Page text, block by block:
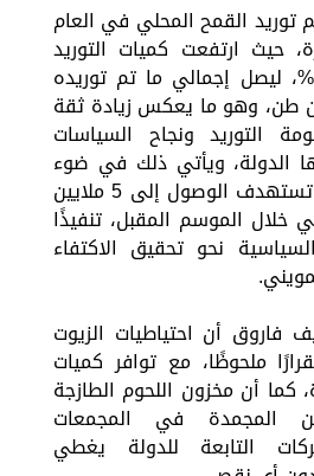
القمح المحلي في العام
حيث ارتفعت كميات التوريد
بنسبة بلغت نحو 17%، ليصل إجمالي ما تم توريده
من 4 ملايين طن، وهو ما يعكس زيادة ثقة
التوريد ونجاح السياسات
الدولة، ويأتي ذلك في ضوء
خطة الحكومة التي تستهدف الوصول إلى 5 ملايين
الموسم المقبل، تنفيذًا
نحو تحقيق الاكتفاء
فاروق أن احتياطيات الزيوت
ملحوظًا، مع توافر كميات
كما أن مخزون اللحوم الطازجة
المجمدة في المجمعات
التابعة للدولة يغطي